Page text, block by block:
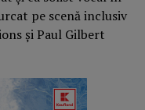
pe scenă inclusiv
și Paul Gilbert